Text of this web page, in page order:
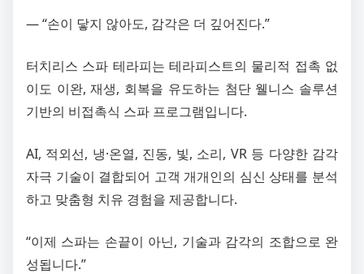
― “손이 닿지 않아도, 감각은 더 깊어진다.”
터치리스 스파 테라피는 테라피스트의 물리적 접촉 없
이도 이완, 재생, 회복을 유도하는 첨단 웰니스 솔루션
기반의 비접촉식 스파 프로그램입니다.
AI, 적외선, 냉·온열, 진동, 빛, 소리, VR 등 다양한 감각
자극 기술이 결합되어 고객 개개인의 심신 상태를 분석
하고 맞춤형 치유 경험을 제공합니다.
“이제 스파는 손끝이 아닌, 기술과 감각의 조합으로 완
성됩니다.”